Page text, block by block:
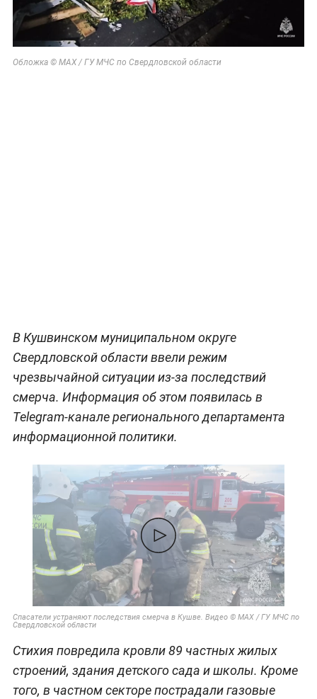
Обложка © MAX / ГУ МЧС по Свердловской области
В Кушвинском муниципальном округе
Свердловской области ввели режим
чрезвычайной ситуации из-за последствий
смерча. Информация об этом появилась в
Telegram-канале регионального департамента
информационной политики.
Спасатели устраняют последствия смерча в Кушве. Видео © MAX / ГУ МЧС по
Свердловской области
Стихия повредила кровли 89 частных жилых
строений, здания детского сада и школы. Кроме
того, в частном секторе пострадали газовые